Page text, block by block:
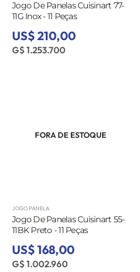
Jogo De Panelas Cuisinart 77-
11G Inox - 11 Peças
US$ 210,00
G$ 1.253.700
FORA DE ESTOQUE
JOGO PANELA
Jogo De Panelas Cuisinart 55-
11BK Preto - 11 Peças
US$ 168,00
G$ 1.002.960